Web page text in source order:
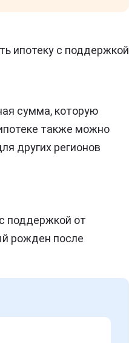
ипотеку с поддержкой
сумма, которую
также можно
других регионов
поддержкой от
рожден после